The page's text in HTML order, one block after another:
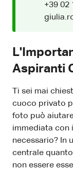
+39 02
Aspiranti
Ti sei mai
cuoco privato
foto può
immediata con
necessario? In
centrale
non essere